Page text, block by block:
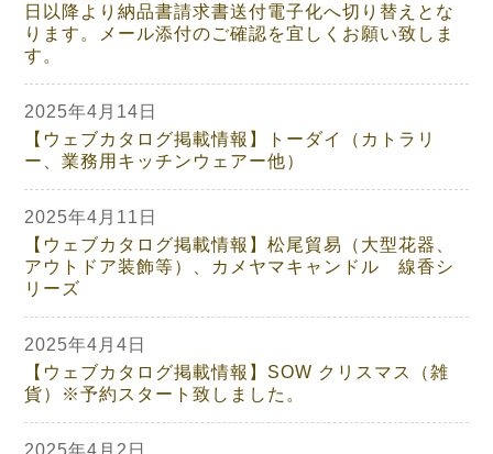
日以降より納品書請求書送付電子化へ切り替えとな
ります。メール添付のご確認を宜しくお願い致しま
す。
2025年4月14日
【ウェブカタログ掲載情報】トーダイ（カトラリ
ー、業務用キッチンウェアー他）
2025年4月11日
【ウェブカタログ掲載情報】松尾貿易（大型花器、
アウトドア装飾等）、カメヤマキャンドル 線香シ
リーズ
2025年4月4日
【ウェブカタログ掲載情報】SOW クリスマス（雑
貨）※予約スタート致しました。
2025年4月2日